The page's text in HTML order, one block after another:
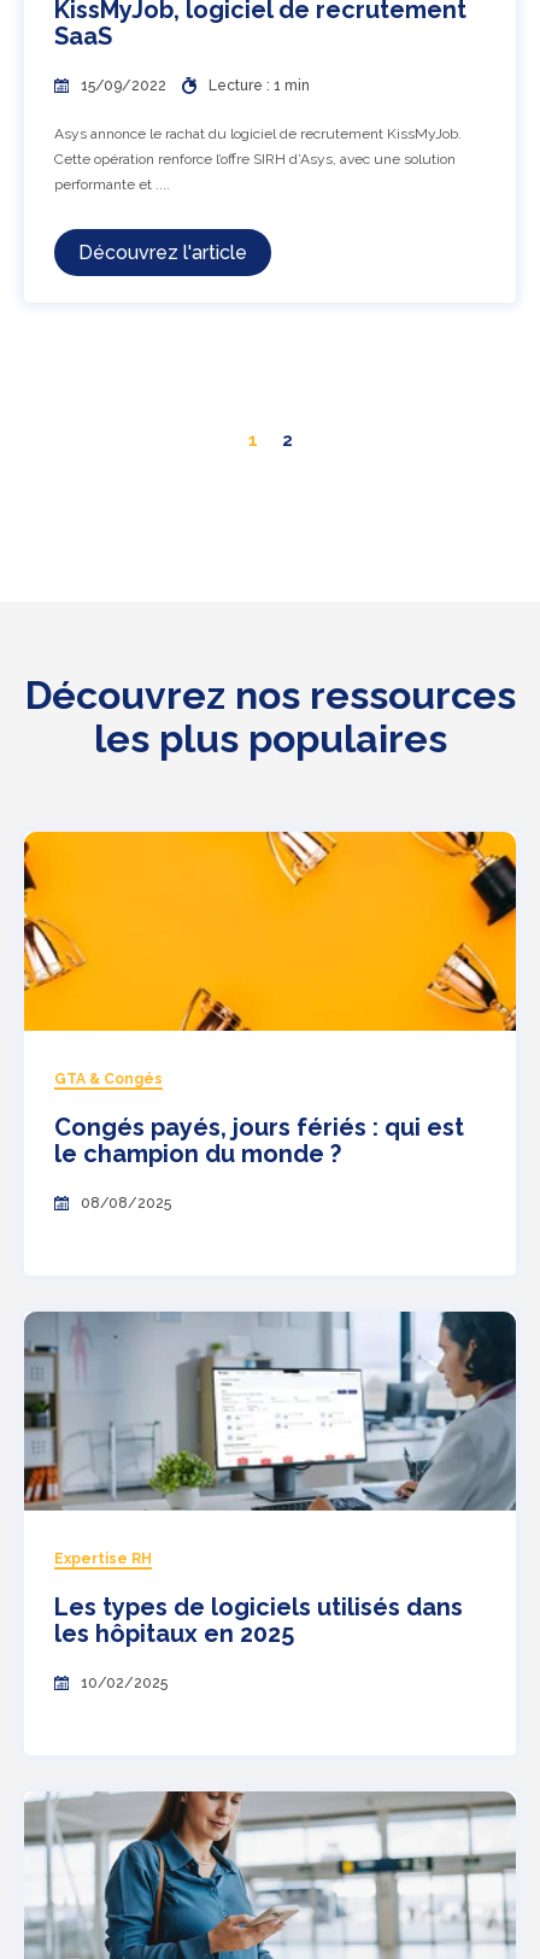
KissMyJob, logiciel de recrutement
SaaS
15/09/2022 Lecture : 1 min
Asys annonce le rachat du logiciel de recrutement KissMyJob.
Cette opération renforce l’offre SIRH d’Asys, avec une solution
performante et ....
Découvrez l'article
1 2
Découvrez nos ressources
les plus populaires
GTA & Congés
Congés payés, jours fériés : qui est
le champion du monde ?
08/08/2025
Expertise RH
Les types de logiciels utilisés dans
les hôpitaux en 2025
10/02/2025